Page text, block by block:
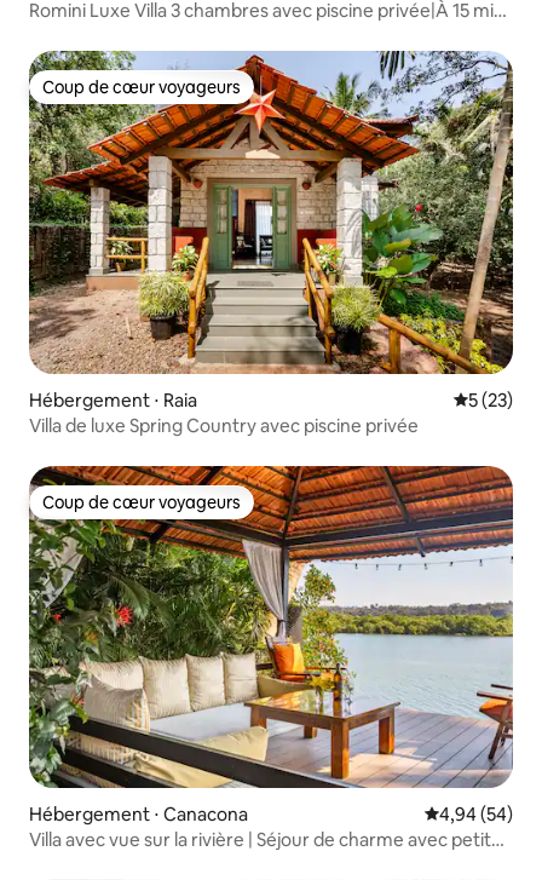
Romini Luxe Villa 3 chambres avec piscine privée|À 15 min
Coup de cœur voyageurs
Coup de cœur voyageurs
Hébergement ⋅ Raia
5 (23)
Villa de luxe Spring Country avec piscine privée
Coup de cœur voyageurs
Coup de cœur voyageurs
Hébergement ⋅ Canacona Évaluation
4,94 (54)
Villa avec vue sur la rivière | Séjour de charme avec petit